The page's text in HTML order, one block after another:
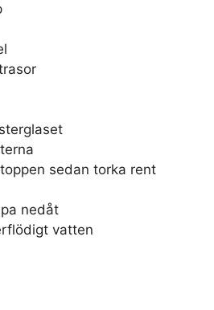
sedan torka rent
nedåt
vatten